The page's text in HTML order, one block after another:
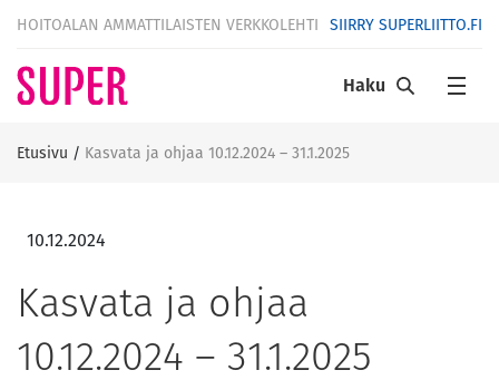
HOITOALAN AMMATTILAISTEN VERKKOLEHTI SIIRRY SUPERLIITTO.FI
Haku
Etusivu / Kasvata ja ohjaa 10.12.2024 – 31.1.2025
10.12.2024
Kasvata ja ohjaa
10.12.2024 – 31.1.2025